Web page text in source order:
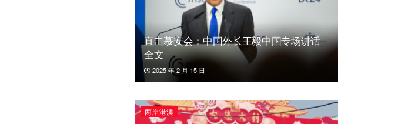
直击慕安会：中国外长王毅中国专场讲话
全文
2025 年 2 月 15 日
两岸港澳